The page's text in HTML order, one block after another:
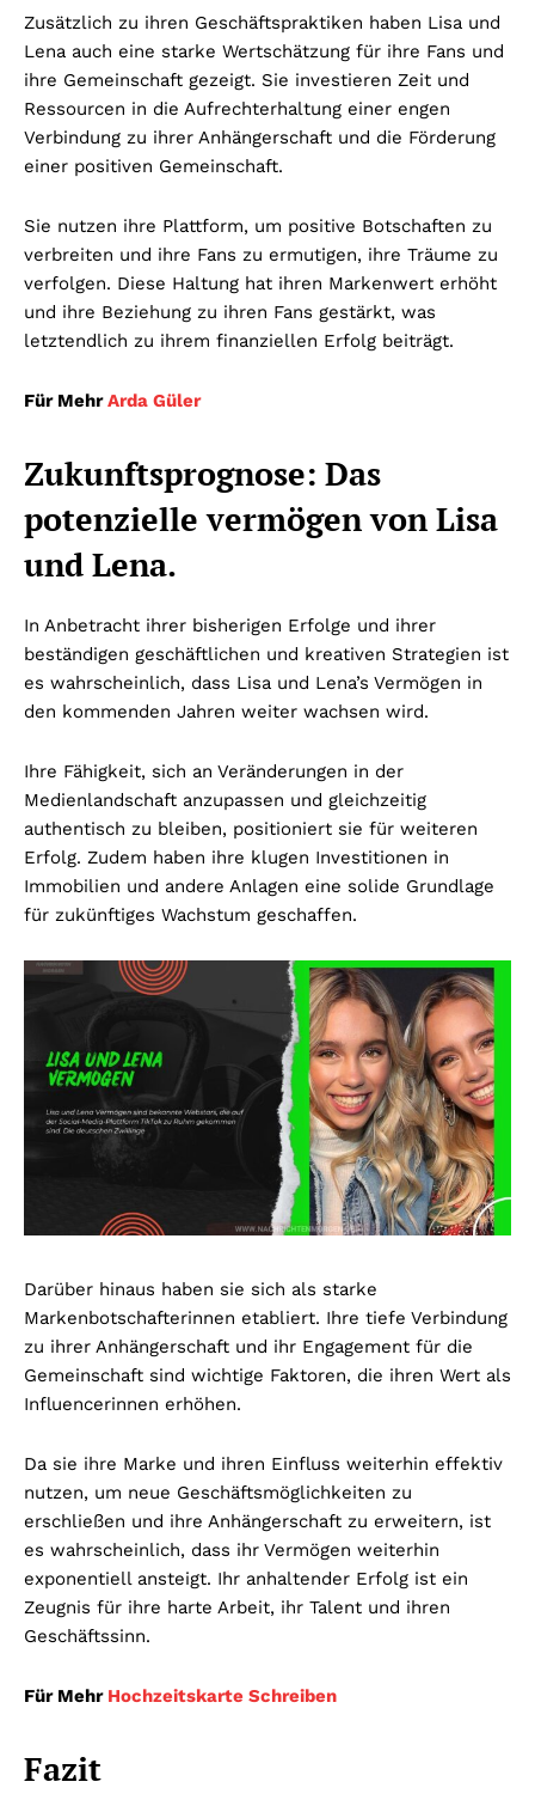
Zusätzlich zu ihren Geschäftspraktiken haben Lisa und
Lena auch eine starke Wertschätzung für ihre Fans und
ihre Gemeinschaft gezeigt. Sie investieren Zeit und
Ressourcen in die Aufrechterhaltung einer engen
Verbindung zu ihrer Anhängerschaft und die Förderung
einer positiven Gemeinschaft.
Sie nutzen ihre Plattform, um positive Botschaften zu
verbreiten und ihre Fans zu ermutigen, ihre Träume zu
verfolgen. Diese Haltung hat ihren Markenwert erhöht
und ihre Beziehung zu ihren Fans gestärkt, was
letztendlich zu ihrem finanziellen Erfolg beiträgt.
Für MehrArda Güler
Zukunftsprognose: Das
potenzielle vermögen von Lisa
und Lena.
In Anbetracht ihrer bisherigen Erfolge und ihrer
beständigen geschäftlichen und kreativen Strategien ist
es wahrscheinlich, dass Lisa und Lena’s Vermögen in
den kommenden Jahren weiter wachsen wird.
Ihre Fähigkeit, sich an Veränderungen in der
Medienlandschaft anzupassen und gleichzeitig
authentisch zu bleiben, positioniert sie für weiteren
Erfolg. Zudem haben ihre klugen Investitionen in
Immobilien und andere Anlagen eine solide Grundlage
für zukünftiges Wachstum geschaffen.
Darüber hinaus haben sie sich als starke
Markenbotschafterinnen etabliert. Ihre tiefe Verbindung
zu ihrer Anhängerschaft und ihr Engagement für die
Gemeinschaft sind wichtige Faktoren, die ihren Wert als
Influencerinnen erhöhen.
Da sie ihre Marke und ihren Einfluss weiterhin effektiv
nutzen, um neue Geschäftsmöglichkeiten zu
erschließen und ihre Anhängerschaft zu erweitern, ist
es wahrscheinlich, dass ihr Vermögen weiterhin
exponentiell ansteigt. Ihr anhaltender Erfolg ist ein
Zeugnis für ihre harte Arbeit, ihr Talent und ihren
Geschäftssinn.
Für Mehr Hochzeitskarte Schreiben
Fazit